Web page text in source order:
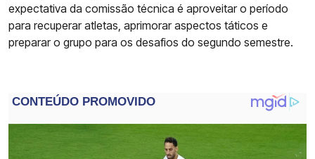
expectativa da comissão técnica é aproveitar o período
para recuperar atletas, aprimorar aspectos táticos e
preparar o grupo para os desafios do segundo semestre.